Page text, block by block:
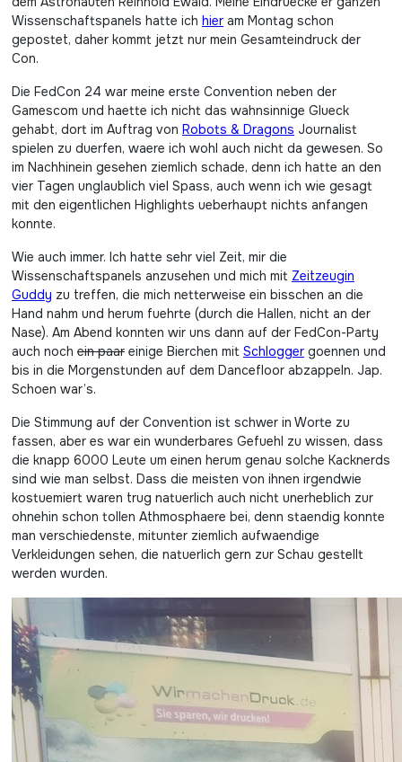
Wissenschaftspanels hatte ich hier am Montag schon
gepostet, daher kommt jetzt nur mein Gesamteindruck der
Con.
Die FedCon 24 war meine erste Convention neben der
Gamescom und haette ich nicht das wahnsinnige Glueck
gehabt, dort im Auftrag von Robots & Dragons Journalist
spielen zu duerfen, waere ich wohl auch nicht da gewesen. So
im Nachhinein gesehen ziemlich schade, denn ich hatte an den
vier Tagen unglaublich viel Spass, auch wenn ich wie gesagt
mit den eigentlichen Highlights ueberhaupt nichts anfangen
konnte.
Wie auch immer. Ich hatte sehr viel Zeit, mir die
Wissenschaftspanels anzusehen und mich mit Zeitzeugin
Guddy zu treffen, die mich netterweise ein bisschen an die
Hand nahm und herum fuehrte (durch die Hallen, nicht an der
Nase). Am Abend konnten wir uns dann auf der FedCon-Party
auch noch ein paar einige Bierchen mit Schlogger goennen und
bis in die Morgenstunden auf dem Dancefloor abzappeln. Jap.
Schoen war’s.
Die Stimmung auf der Convention ist schwer in Worte zu
fassen, aber es war ein wunderbares Gefuehl zu wissen, dass
die knapp 6000 Leute um einen herum genau solche Kacknerds
sind wie man selbst. Dass die meisten von ihnen irgendwie
kostuemiert waren trug natuerlich auch nicht unerheblich zur
ohnehin schon tollen Athmosphaere bei, denn staendig konnte
man verschiedenste, mitunter ziemlich aufwaendige
Verkleidungen sehen, die natuerlich gern zur Schau gestellt
werden wurden.